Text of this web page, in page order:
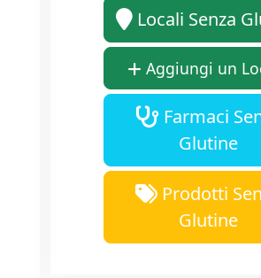
Locali Senza
Aggiungi un
Farmaci
Glutine
Prodotti
Glutine